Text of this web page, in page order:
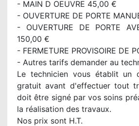
- MAIN D OEUVRE 45,00 €
- OUVERTURE DE PORTE
- OUVERTURE DE PORTE
150,00 €
- FERMETURE PROVISOIRE DE
- Autres tarifs demander au
Le technicien vous établit un
gratuit avant d'effectuer tout
doit être signé par vos soins
la réalisation des travaux.
Nos prix sont H.T.